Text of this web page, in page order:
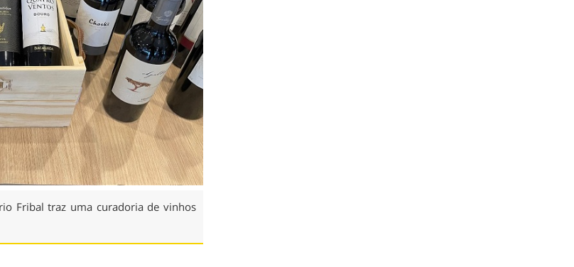
Fribal traz uma curadoria de vinhos